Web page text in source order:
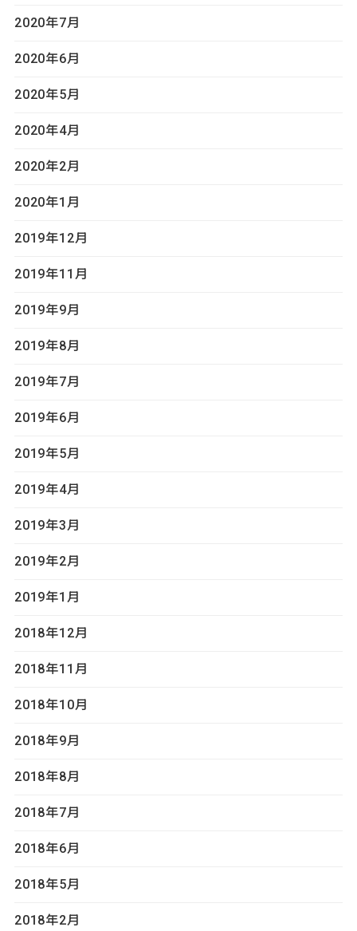
2020年7月
2020年6月
2020年5月
2020年4月
2020年2月
2020年1月
2019年12月
2019年11月
2019年9月
2019年8月
2019年7月
2019年6月
2019年5月
2019年4月
2019年3月
2019年2月
2019年1月
2018年12月
2018年11月
2018年10月
2018年9月
2018年8月
2018年7月
2018年6月
2018年5月
2018年2月